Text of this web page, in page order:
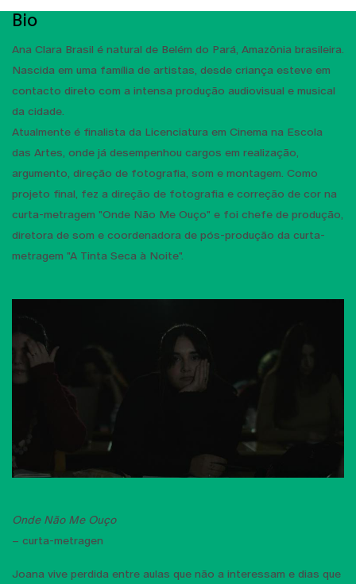
Bio
Ana Clara Brasil é natural de Belém do Pará, Amazônia brasileira.
Nascida em uma família de artistas, desde criança esteve em
contacto direto com a intensa produção audiovisual e musical
da cidade.
Atualmente é finalista da Licenciatura em Cinema na Escola
das Artes, onde já desempenhou cargos em realização,
argumento, direção de fotografia, som e montagem. Como
projeto final, fez a direção de fotografia e correção de cor na
curta-metragem "Onde Não Me Ouço" e foi chefe de produção,
diretora de som e coordenadora de pós-produção da curta-
metragem "A Tinta Seca à Noite".
Onde Não Me Ouço
– curta-metragen
Joana vive perdida entre aulas que não a interessam e dias que